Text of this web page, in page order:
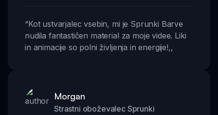
“Kot ustvarjalec vsebin, mi je Sprunki Barve
nudila fantastičen material za moje videe. Liki
in animacije so polni življenja in energije!,,
Morgan
Strastni oboževalec Sprunki